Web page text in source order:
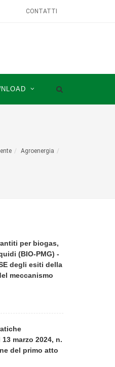
CONTATTI
Agroenergia
per biogas,
(BIO-PMG) -
degli esiti della
meccanismo
marzo 2024, n.
del primo atto